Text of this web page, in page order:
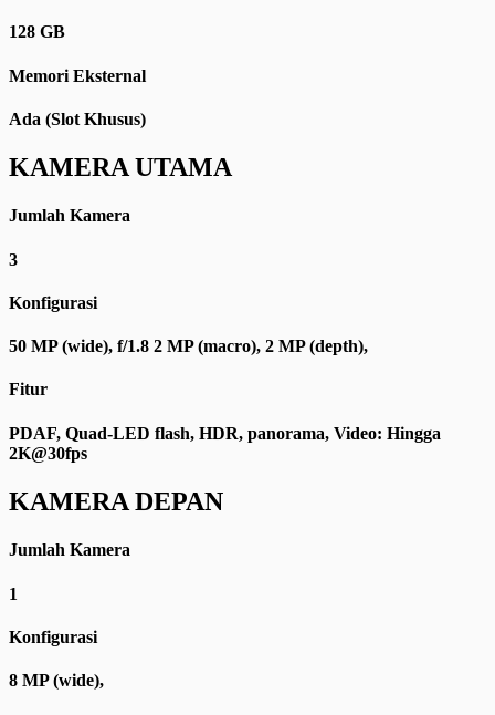
128 GB
Memori Eksternal
Ada (Slot Khusus)
KAMERA UTAMA
Jumlah Kamera
3
Konfigurasi
50 MP (wide), f/1.8 2 MP (macro), 2 MP (depth),
Fitur
PDAF, Quad-LED flash, HDR, panorama, Video: Hingga
2K@30fps
KAMERA DEPAN
Jumlah Kamera
1
Konfigurasi
8 MP (wide),